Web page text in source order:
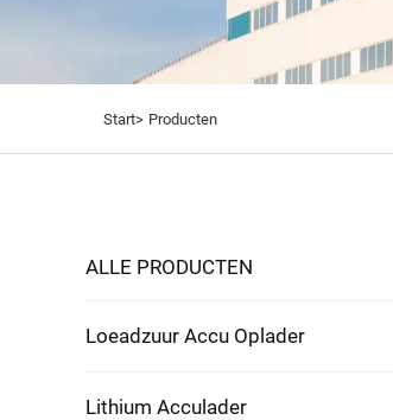
Start> Producten
ALLE PRODUCTEN
Loeadzuur Accu Oplader
Lithium Acculader